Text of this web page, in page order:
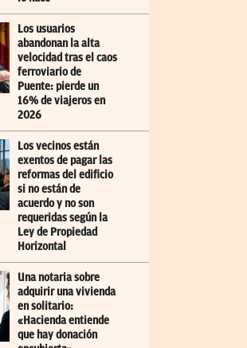
Los usuarios
abandonan la alta
velocidad tras el caos
ferroviario de
Puente: pierde un
16% de viajeros en
2026
Los vecinos están
exentos de pagar las
reformas del edificio
si no están de
acuerdo y no son
requeridas según la
Ley de Propiedad
Horizontal
Una notaria sobre
adquirir una vivienda
en solitario:
«Hacienda entiende
que hay donación